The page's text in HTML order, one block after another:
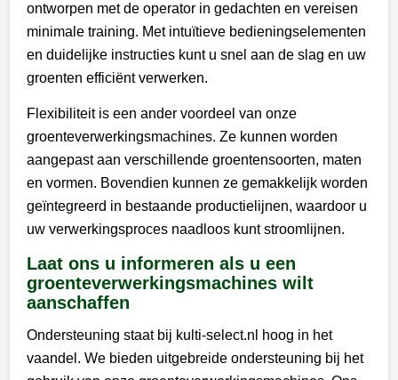
ontworpen met de operator in gedachten en vereisen
minimale training. Met intuïtieve bedieningselementen
en duidelijke instructies kunt u snel aan de slag en uw
groenten efficiënt verwerken.
Flexibiliteit is een ander voordeel van onze
groenteverwerkingsmachines. Ze kunnen worden
aangepast aan verschillende groentensoorten, maten
en vormen. Bovendien kunnen ze gemakkelijk worden
geïntegreerd in bestaande productielijnen, waardoor u
uw verwerkingsproces naadloos kunt stroomlijnen.
Laat ons u informeren als u een
groenteverwerkingsmachines wilt
aanschaffen
Ondersteuning staat bij kulti-select.nl hoog in het
vaandel. We bieden uitgebreide ondersteuning bij het